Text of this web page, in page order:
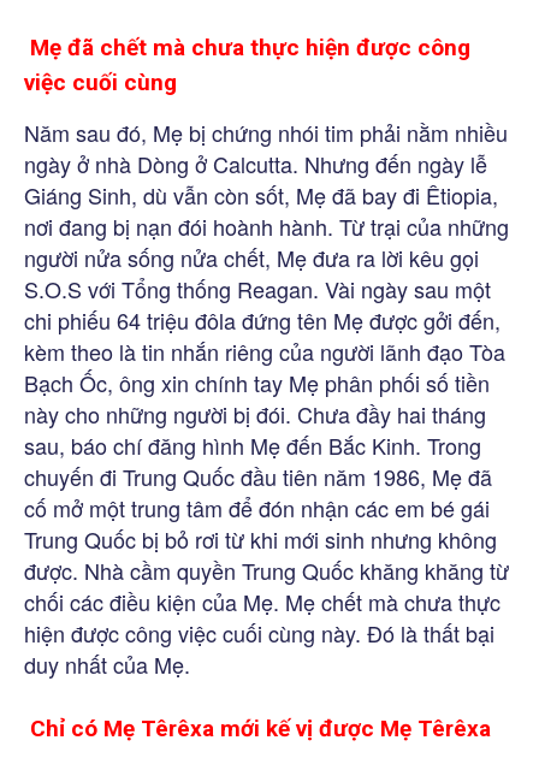
Mẹ đã chết mà chưa thực hiện được công
việc cuối cùng
Năm sau đó, Mẹ bị chứng nhói tim phải nằm nhiều
ngày ở nhà Dòng ở Calcutta. Nhưng đến ngày lễ
Giáng Sinh, dù vẫn còn sốt, Mẹ đã bay đi Êtiopia,
nơi đang bị nạn đói hoành hành. Từ trại của những
người nửa sống nửa chết, Mẹ đưa ra lời kêu gọi
S.O.S với Tổng thống Reagan. Vài ngày sau một
chi phiếu 64 triệu đôla đứng tên Mẹ được gởi đến,
kèm theo là tin nhắn riêng của người lãnh đạo Tòa
Bạch Ốc, ông xin chính tay Mẹ phân phối số tiền
này cho những người bị đói. Chưa đầy hai tháng
sau, báo chí đăng hình Mẹ đến Bắc Kinh. Trong
chuyến đi Trung Quốc đầu tiên năm 1986, Mẹ đã
cố mở một trung tâm để đón nhận các em bé gái
Trung Quốc bị bỏ rơi từ khi mới sinh nhưng không
được. Nhà cầm quyền Trung Quốc khăng khăng từ
chối các điều kiện của Mẹ. Mẹ chết mà chưa thực
hiện được công việc cuối cùng này. Đó là thất bại
duy nhất của Mẹ.
Chỉ có Mẹ Têrêxa mới kế vị được Mẹ Têrêxa